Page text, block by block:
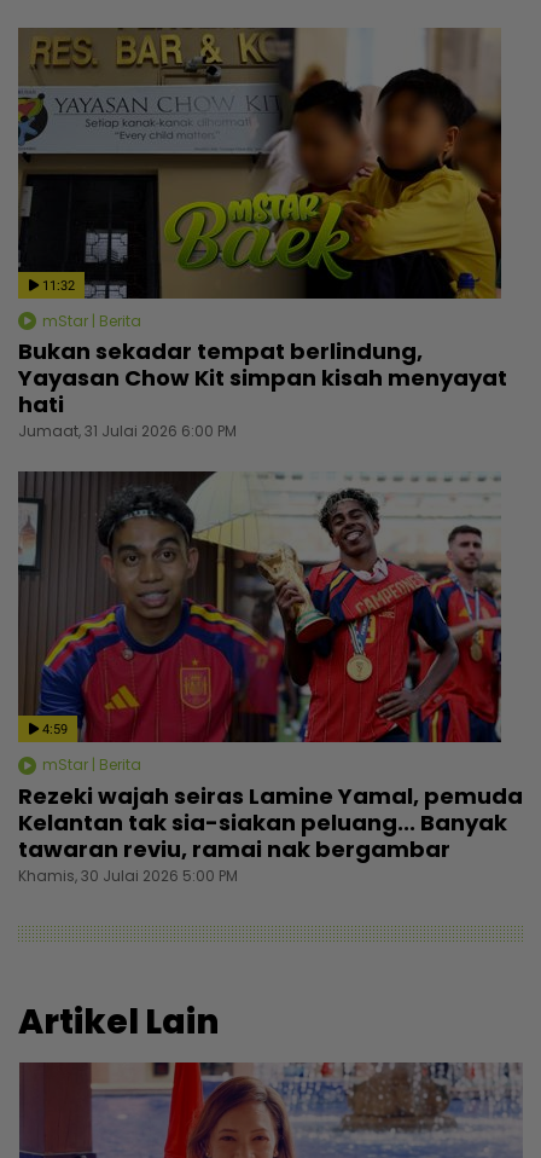
11:32
mStar | Berita
Bukan sekadar tempat berlindung,
Yayasan Chow Kit simpan kisah menyayat
hati
Jumaat, 31 Julai 2026 6:00 PM
4:59
mStar | Berita
Rezeki wajah seiras Lamine Yamal, pemuda
Kelantan tak sia-siakan peluang... Banyak
tawaran reviu, ramai nak bergambar
Khamis, 30 Julai 2026 5:00 PM
Artikel Lain